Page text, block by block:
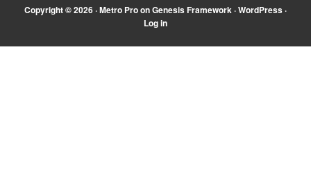
Copyright © 2026 ·Metro ProonGenesis Framework ·WordPress ·
Log in